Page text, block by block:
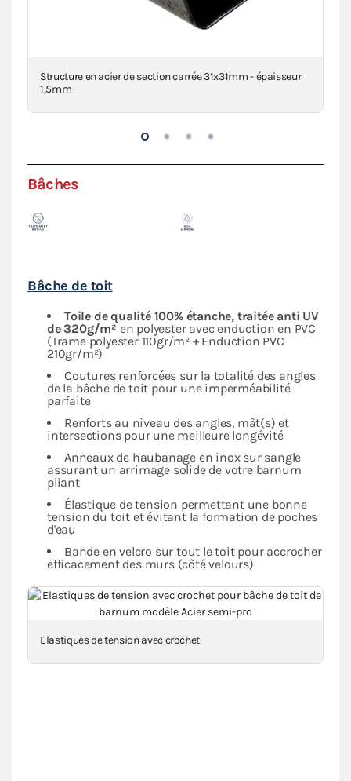
Structure en acier de section carrée 31x31mm - épaisseur
1,5mm
Bâches
Bâche de toit
Toile de qualité 100% étanche, traitée anti UV
de 320g/m² en polyester avec enduction en PVC
(Trame polyester 110gr/m² + Enduction PVC
210gr/m²)
Coutures renforcées sur la totalité des angles
de la bâche de toit pour une imperméabilité
parfaite
Renforts au niveau des angles, mât(s) et
intersections pour une meilleure longévité
Anneaux de haubanage en inox sur sangle
assurant un arrimage solide de votre barnum
pliant
Élastique de tension permettant une bonne
tension du toit et évitant la formation de poches
d'eau
Bande en velcro sur tout le toit pour accrocher
efficacement des murs (côté velours)
Elastiques de tension avec crochet